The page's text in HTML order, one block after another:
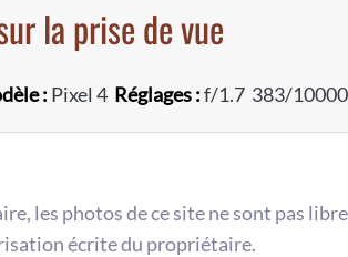
la prise de vue
: Pixel 4 Réglages :f/1.7 383/
les photos de ce site ne sont pas
écrite du propriétaire.